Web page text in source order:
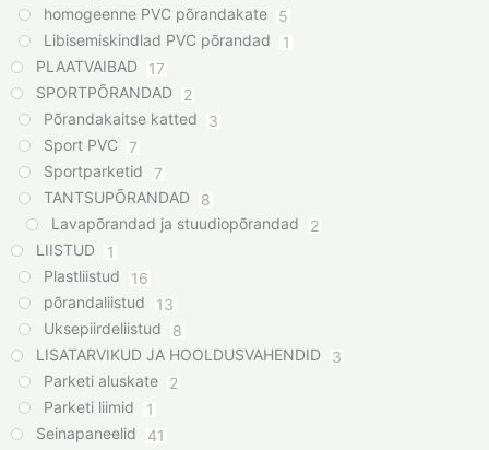
homogeenne PVC põrandakate
5
Libisemiskindlad PVC põrandad
1
PLAATVAIBAD
17
SPORTPÕRANDAD
2
Põrandakaitse katted
3
Sport PVC 7
Sportparketid
7
TANTSUPÕRANDAD
8
Lavapõrandad ja stuudiopõrandad
2
LIISTUD
1
Plastliistud
16
põrandaliistud
13
Uksepiirdeliistud
8
LISATARVIKUD JA HOOLDUSVAHENDID
3
Parketi aluskate
2
Parketi liimid
1
Seinapaneelid
41